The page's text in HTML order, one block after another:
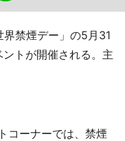
禁煙デー」の5月31
トが開催される。主
コーナーでは、禁煙